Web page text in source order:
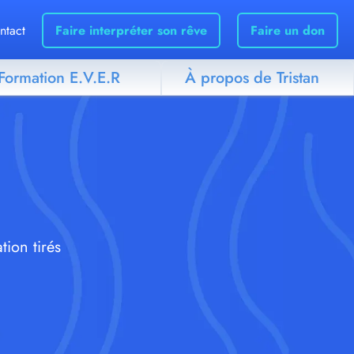
Faire interpréter son rêve Faire un don
E.V.E.R À propos de Tristan
tirés